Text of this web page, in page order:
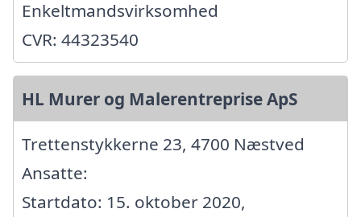
Enkeltmandsvirksomhed
CVR: 44323540
HL Murer og Malerentreprise ApS
Trettenstykkerne 23, 4700 Næstved
Ansatte:
Startdato: 15. oktober 2020,